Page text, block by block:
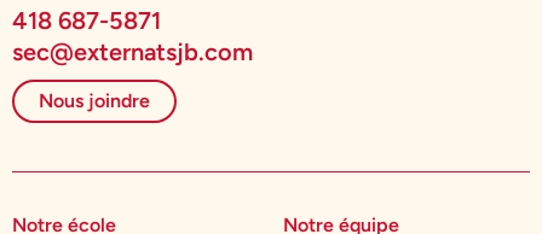
418 687-5871
sec@externatsjb.com
Nous joindre
Notre école Notre équipe